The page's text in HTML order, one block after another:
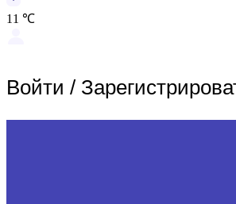
11 ℃
Войти /